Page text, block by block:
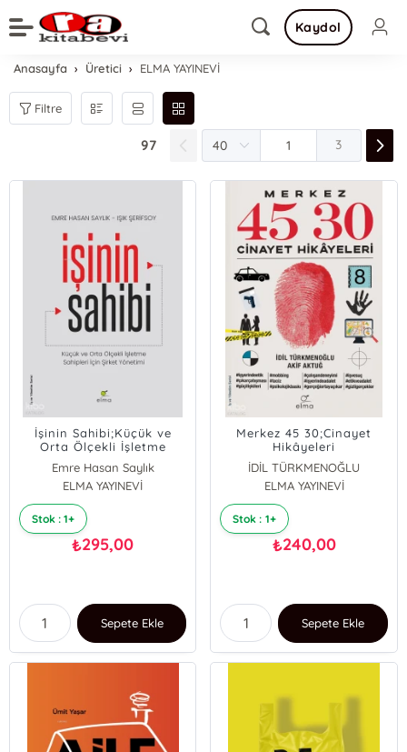
Kaydol
Anasayfa Üretici ELMA YAYINEVİ
Filtre
97 3
İşinin Sahibi;Küçük ve
Orta Ölçekli İşletme
Sahipleri İçin Şirket
Yönetimi
Emre Hasan Saylık
Işık Şerifsoy
ELMA YAYINEVİ
Stok : 1+
₺295,00
Sepete Ekle
Merkez 45 30;Cinayet
Hikâyeleri
İDİL TÜRKMENOĞLU
Akif Aktuğ
ELMA YAYINEVİ
Stok : 1+
₺240,00
Sepete Ekle